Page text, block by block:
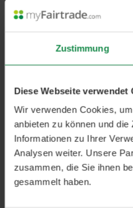
Zustimmung
Diese Webseite verwendet
Wir verwenden Cookies,
anbieten zu können und
Informationen zu Ihrer
Analysen weiter. Unsere
zusammen, die Sie ihnen
gesammelt haben.
Wird häufig zusammen bestellt.
Sulforaphan Kapseln -
Astaxanthin Tropfen -
Astaxanthin Bio -
Astaxanthin vegan